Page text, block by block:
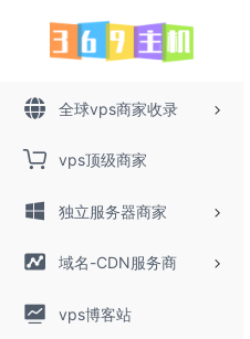
全球vps商家收录
vps顶级商家
独立服务器商家
域名-CDN服务商
vps博客站